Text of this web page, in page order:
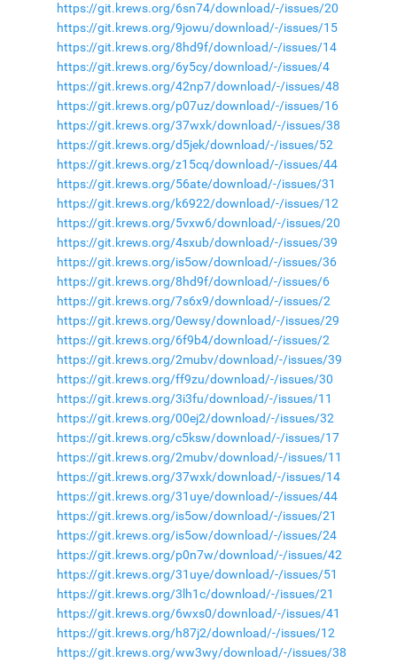
https://git.krews.org/6sn74/download/-/issues/20
https://git.krews.org/9jowu/download/-/issues/15
https://git.krews.org/8hd9f/download/-/issues/14
https://git.krews.org/6y5cy/download/-/issues/4
https://git.krews.org/42np7/download/-/issues/48
https://git.krews.org/p07uz/download/-/issues/16
https://git.krews.org/37wxk/download/-/issues/38
https://git.krews.org/d5jek/download/-/issues/52
https://git.krews.org/z15cq/download/-/issues/44
https://git.krews.org/56ate/download/-/issues/31
https://git.krews.org/k6922/download/-/issues/12
https://git.krews.org/5vxw6/download/-/issues/20
https://git.krews.org/4sxub/download/-/issues/39
https://git.krews.org/is5ow/download/-/issues/36
https://git.krews.org/8hd9f/download/-/issues/6
https://git.krews.org/7s6x9/download/-/issues/2
https://git.krews.org/0ewsy/download/-/issues/29
https://git.krews.org/6f9b4/download/-/issues/2
https://git.krews.org/2mubv/download/-/issues/39
https://git.krews.org/ff9zu/download/-/issues/30
https://git.krews.org/3i3fu/download/-/issues/11
https://git.krews.org/00ej2/download/-/issues/32
https://git.krews.org/c5ksw/download/-/issues/17
https://git.krews.org/2mubv/download/-/issues/11
https://git.krews.org/37wxk/download/-/issues/14
https://git.krews.org/31uye/download/-/issues/44
https://git.krews.org/is5ow/download/-/issues/21
https://git.krews.org/is5ow/download/-/issues/24
https://git.krews.org/p0n7w/download/-/issues/42
https://git.krews.org/31uye/download/-/issues/51
https://git.krews.org/3lh1c/download/-/issues/21
https://git.krews.org/6wxs0/download/-/issues/41
https://git.krews.org/h87j2/download/-/issues/12
https://git.krews.org/ww3wy/download/-/issues/38